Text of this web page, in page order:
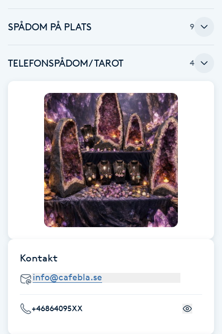
Enzympeeling
Eyeliner-tatuering
Face framing
Faceliftmassage
Fet hårbotten
Fibromassage
Fotmassage
SPÅDOM PÅ PLATS ️ 9
TELEFONSPÅDOM/TAROT 4
Kontakt
+46864095XX